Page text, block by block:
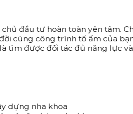
đầu tư hoàn toàn yên tâm.
cùng công trình tổ ấm của
được đối tác đủ năng lực